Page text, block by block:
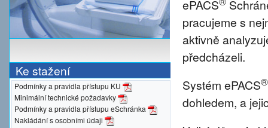
Ke stažení
Podmínky a pravidla přístupu KU
Minimální technické požadavky
Podmínky a pravidla přístupu eSchránka
Nakládání s osobními údaji
ePACS
pracujeme s
aktivně
předcházeli.
Systém ePACS®
dohledem, a